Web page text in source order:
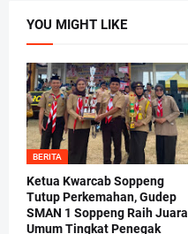
YOU MIGHT LIKE
BERITA
Ketua Kwarcab Soppeng
Tutup Perkemahan, Gudep
SMAN 1 Soppeng Raih Juara
Umum Tingkat Penegak